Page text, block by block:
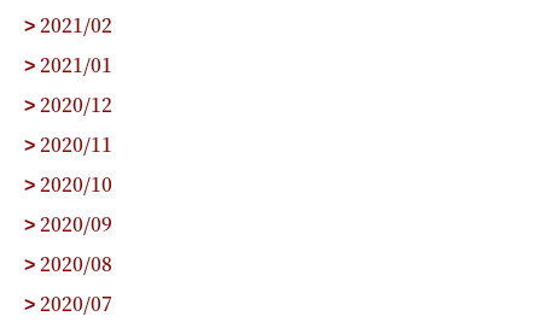
> 2021/02
> 2021/01
> 2020/12
> 2020/11
> 2020/10
> 2020/09
> 2020/08
> 2020/07